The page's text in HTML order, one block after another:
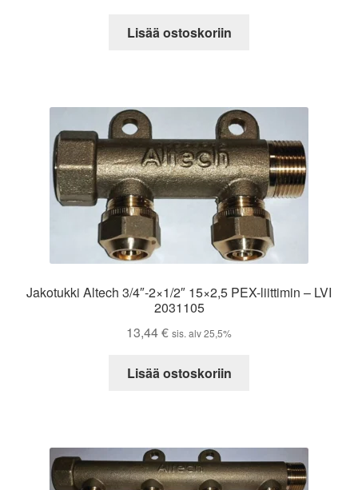
Lisää ostoskoriin
Jakotukki Altech 3/4″-2×1/2″ 15×2,5 PEX-liittimin – LVI
2031105
13,44€ sis. alv 25,5%
Lisää ostoskoriin